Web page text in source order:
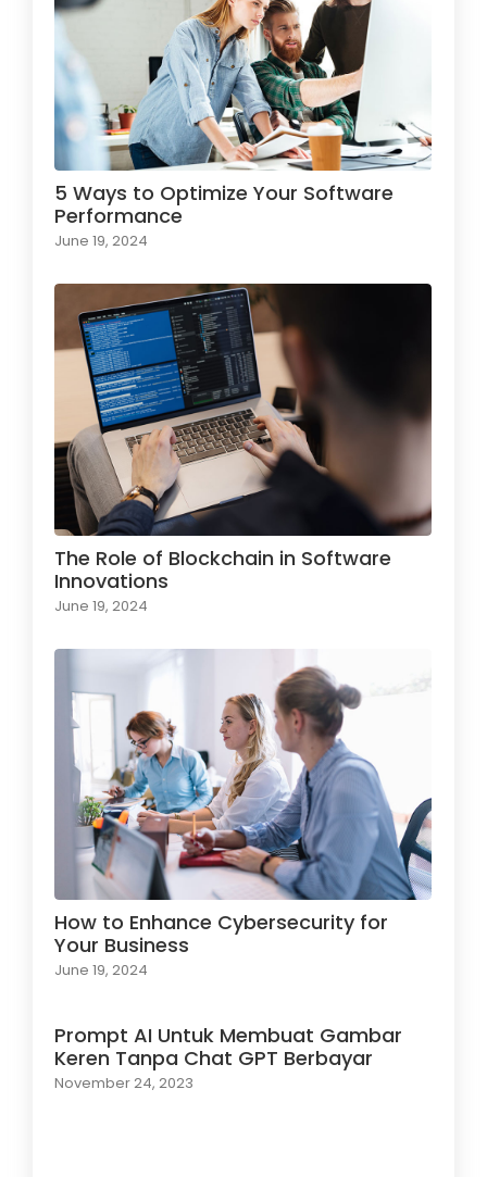
5 Ways to Optimize Your Software
Performance
June 19, 2024
The Role of Blockchain in Software
Innovations
June 19, 2024
How to Enhance Cybersecurity for
Your Business
June 19, 2024
Prompt AI Untuk Membuat Gambar
Keren Tanpa Chat GPT Berbayar
November 24, 2023